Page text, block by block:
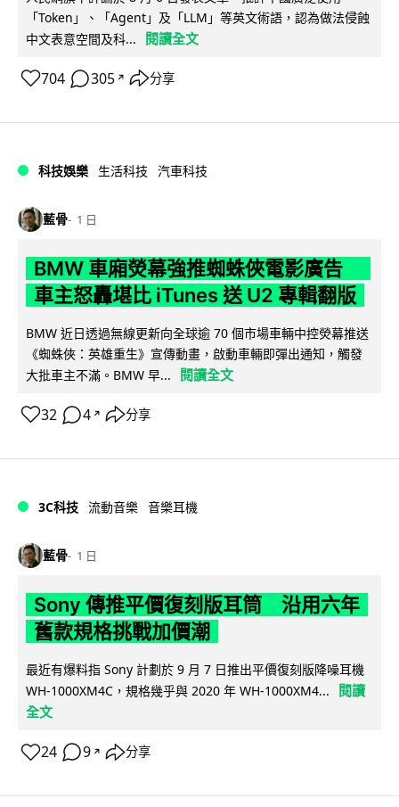
「Token」、「Agent」及「LLM」等英文術語，認為做法侵蝕
中文表意空間及科...
閱讀全文
704 305 ↗ 分享
科技娛樂 生活科技 汽車科技
藍骨 1 日
BMW 車廂熒幕強推蜘蛛俠電影廣告
車主怒轟堪比 iTunes 送 U2 專輯翻版
BMW 近日透過無線更新向全球逾 70 個市場車輛中控熒幕推送
《蜘蛛俠：英雄重生》宣傳動畫，啟動車輛即彈出通知，觸發
大批車主不滿。BMW 早...
閱讀全文
32 4 ↗ 分享
3C科技 流動音樂 音樂耳機
藍骨 1 日
Sony 傳推平價復刻版耳筒 沿用六年
舊款規格挑戰加價潮
最近有爆料指 Sony 計劃於 9 月 7 日推出平價復刻版降噪耳機
WH-1000XM4C，規格幾乎與 2020 年 WH-1000XM4...
閱讀
全文
24 9 ↗ 分享